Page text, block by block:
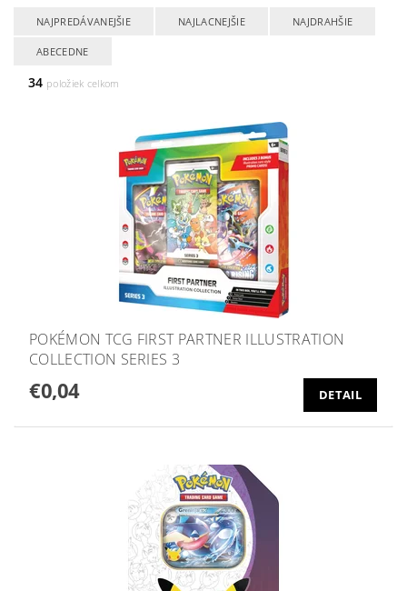
NAJPREDÁVANEJŠIE NAJLACNEJŠIE NAJDRAHŠIE
ABECEDNE
34 položiek celkom
POKÉMON TCG FIRST PARTNER ILLUSTRATION
COLLECTION SERIES 3
€0,04 DETAIL